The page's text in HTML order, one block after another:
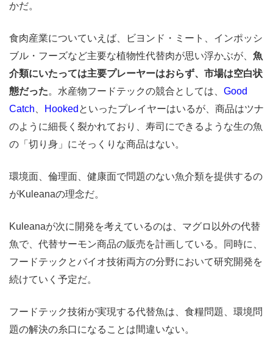
かだ。
食肉産業についていえば、ビヨンド・ミート、インポッシ
ブル・フーズなど主要な植物性代替肉が思い浮かぶが、 魚
介類にいたっては主要プレーヤーはおらず、市場は空白状
態だった。水産物フードテックの競合としては、 Good
Catch
Hooked といったプレイヤーはいるが、商品はツナ
のように細長く裂かれており、寿司にできるような生の魚
の「切り身」にそっくりな商品はない。
環境面、倫理面、健康面で問題のない魚介類を提供するの
がKuleanaの理念だ。
Kuleanaが次に開発を考えているのは、マグロ以外の代替
魚で、代替サーモン商品の販売を計画している。同時に、
フードテックとバイオ技術両方の分野において研究開発を
続けていく予定だ。
フードテック技術が実現する代替魚は、食糧問題、環境問
題の解決の糸口になることは間違いない。